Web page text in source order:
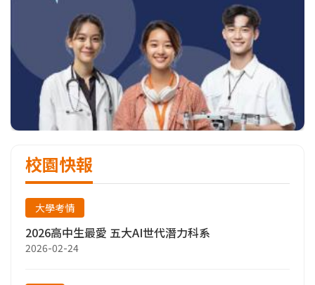
校園快報
大學考情
2026高中生最愛 五大AI世代潛力科系
2026-02-24